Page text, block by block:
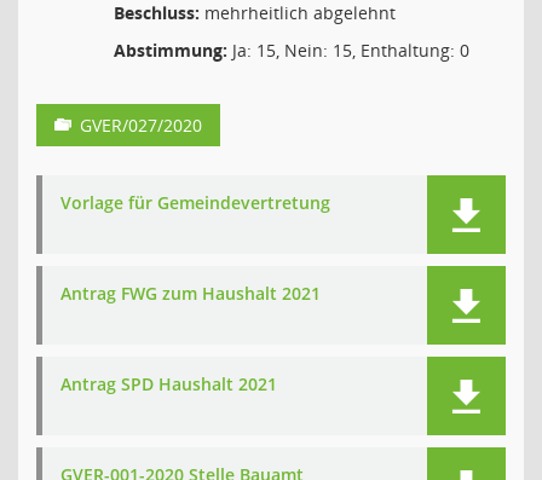
Beschluss: mehrheitlich abgelehnt
Abstimmung: Ja: 15, Nein: 15, Enthaltung: 0
GVER/027/2020
Vorlage für Gemeindevertretung
Antrag FWG zum Haushalt 2021
Antrag SPD Haushalt 2021
GVER-001-2020 Stelle Bauamt